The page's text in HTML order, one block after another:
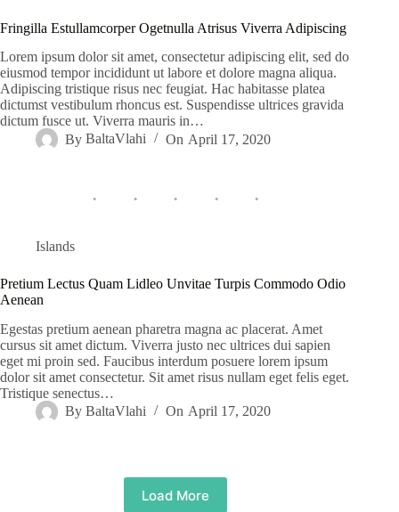
Fringilla Estullamcorper Ogetnulla Atrisus Viverra Adipiscing
Lorem ipsum dolor sit amet, consectetur adipiscing elit, sed do
eiusmod tempor incididunt ut labore et dolore magna aliqua.
Adipiscing tristique risus nec feugiat. Hac habitasse platea
dictumst vestibulum rhoncus est. Suspendisse ultrices gravida
dictum fusce ut. Viverra mauris in…
By BaltaVlahi On April 17, 2020
Islands
Pretium Lectus Quam Lidleo Unvitae Turpis Commodo Odio
Aenean
Egestas pretium aenean pharetra magna ac placerat. Amet
cursus sit amet dictum. Viverra justo nec ultrices dui sapien
eget mi proin sed. Faucibus interdum posuere lorem ipsum
dolor sit amet consectetur. Sit amet risus nullam eget felis eget.
Tristique senectus…
By BaltaVlahi On April 17, 2020
Load More